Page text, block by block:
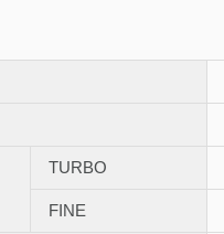
TURBO
FINE